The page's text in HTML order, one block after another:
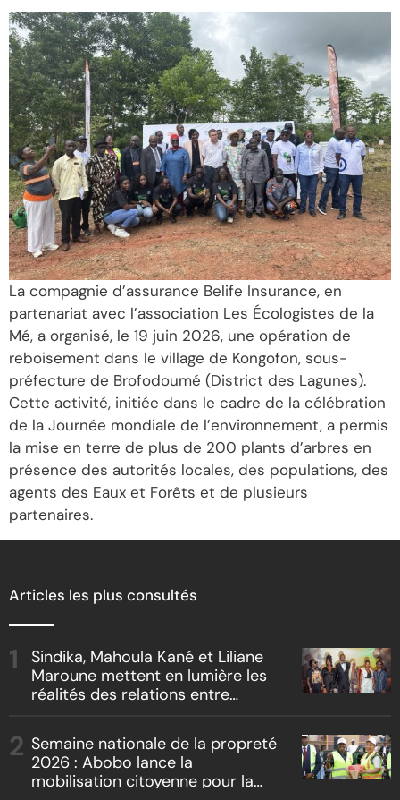
La compagnie d’assurance Belife Insurance, en
partenariat avec l’association Les Écologistes de la
Mé, a organisé, le 19 juin 2026, une opération de
reboisement dans le village de Kongofon, sous-
préfecture de Brofodoumé (District des Lagunes).
Cette activité, initiée dans le cadre de la célébration
de la Journée mondiale de l’environnement, a permis
la mise en terre de plus de 200 plants d’arbres en
présence des autorités locales, des populations, des
agents des Eaux et Forêts et de plusieurs
partenaires.
Articles les plus consultés
Sindika, Mahoula Kané et Liliane
Maroune mettent en lumière les
réalités des relations entre
« Boss vs Boss »
Semaine nationale de la propreté
2026 : Abobo lance la
mobilisation citoyenne pour la